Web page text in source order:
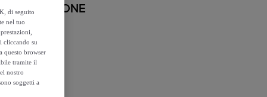
MARRONE
di seguito
nel tuo
cliccando su
questo browser
tramite il
nostro
soggetti a